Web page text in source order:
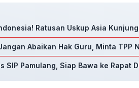
Ratusan Uskup Asia
Abaikan Hak Guru, Minta TPP
SIP Pamulang, Siap Bawa ke Rapat